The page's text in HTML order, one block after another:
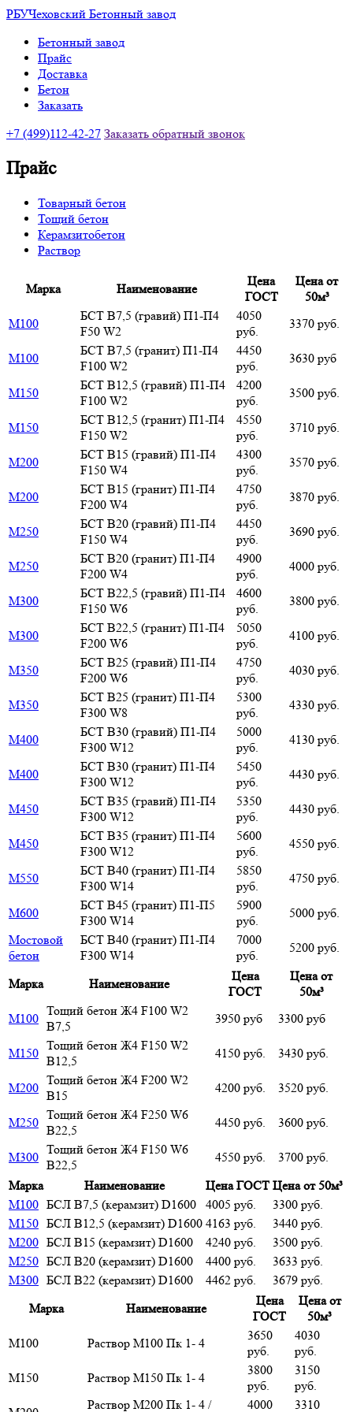
РБУЧеховский Бетонный завод
Бетонный завод
Прайс
Доставка
Бетон
Заказать
+7 (499)112-42-27 Заказать обратный звонок
Прайс
Товарный бетон
Тощий бетон
Керамзитобетон
Раствор
Марка Наименование
Цена
ГОСТ
Цена от
50м³
М100
БСТ В7,5 (гравий) П1-П4
F50 W2
4050
руб.
3370 руб.
М100
БСТ В7,5 (гранит) П1-П4
F100 W2
4450
руб.
3630 руб
М150
БСТ В12,5 (гравий) П1-П4
F100 W2
4200
руб.
3500 руб.
М150
БСТ В12,5 (гранит) П1-П4
F150 W2
4550
руб.
3710 руб.
М200
БСТ В15 (гравий) П1-П4
F150 W4
4300
руб.
3570 руб.
М200
БСТ В15 (гранит) П1-П4
F200 W4
4750
руб.
3870 руб.
М250
БСТ В20 (гравий) П1-П4
F150 W4
4450
руб.
3690 руб.
М250
БСТ В20 (гранит) П1-П4
F200 W4
4900
руб.
4000 руб.
М300
БСТ В22,5 (гравий) П1-П4
F150 W6
4600
руб.
3800 руб.
М300
БСТ В22,5 (гранит) П1-П4
F200 W6
5050
руб.
4100 руб.
М350
БСТ В25 (гравий) П1-П4
F200 W6
4750
руб.
4030 руб.
М350
БСТ В25 (гранит) П1-П4
F300 W8
5300
руб.
4330 руб.
М400
БСТ В30 (гравий) П1-П4
F300 W12
5000
руб.
4130 руб.
М400
БСТ В30 (гранит) П1-П4
F300 W12
5450
руб.
4430 руб.
М450
БСТ В35 (гравий) П1-П4
F300 W12
5350
руб.
4430 руб.
М450
БСТ В35 (гранит) П1-П4
F300 W12
5600
руб.
4550 руб.
М550
БСТ В40 (гранит) П1-П4
F300 W14
5850
руб.
4750 руб.
М600
БСТ В45 (гранит) П1-П5
F300 W14
5900
руб.
5000 руб.
Мостовой
бетон
БСТ В40 (гранит) П1-П4
F300 W14
7000
руб.
5200 руб.
Марка Наименование
Цена
ГОСТ
Цена от
50м³
М100
Тощий бетон Ж4 F100 W2
В7,5
3950 руб 3300 руб
М150
Тощий бетон Ж4 F150 W2
В12,5
4150 руб. 3430 руб.
М200
Тощий бетон Ж4 F200 W2
В15
4200 руб. 3520 руб.
М250
Тощий бетон Ж4 F250 W6
В22,5
4450 руб. 3600 руб.
М300
Тощий бетон Ж4 F150 W6
В22,5
4550 руб.
3700 руб.
Марка
Наименование Цена ГОСТ Цена от 50м³
М100 БСЛ В7,5 (керамзит) D1600 4005 руб.
3300 руб.
М150 БСЛ В12,5 (керамзит) D1600 4163 руб.
3440 руб.
М200 БСЛ В15 (керамзит) D1600 4240 руб.
3500 руб.
М250 БСЛ В20 (керамзит) D1600 4400 руб.
3633 руб.
М300 БСЛ В22 (керамзит) D1600 4462 руб.
3679 руб.
Марка
Наименование
Цена
ГОСТ
Цена от
50м³
М100
Раствор М100 Пк 1- 4
3650
руб.
4030
руб.
М150
Раствор М150 Пк 1- 4
3800
руб.
3150
руб.
Раствор М200 Пк 1- 4 / 4000 3310